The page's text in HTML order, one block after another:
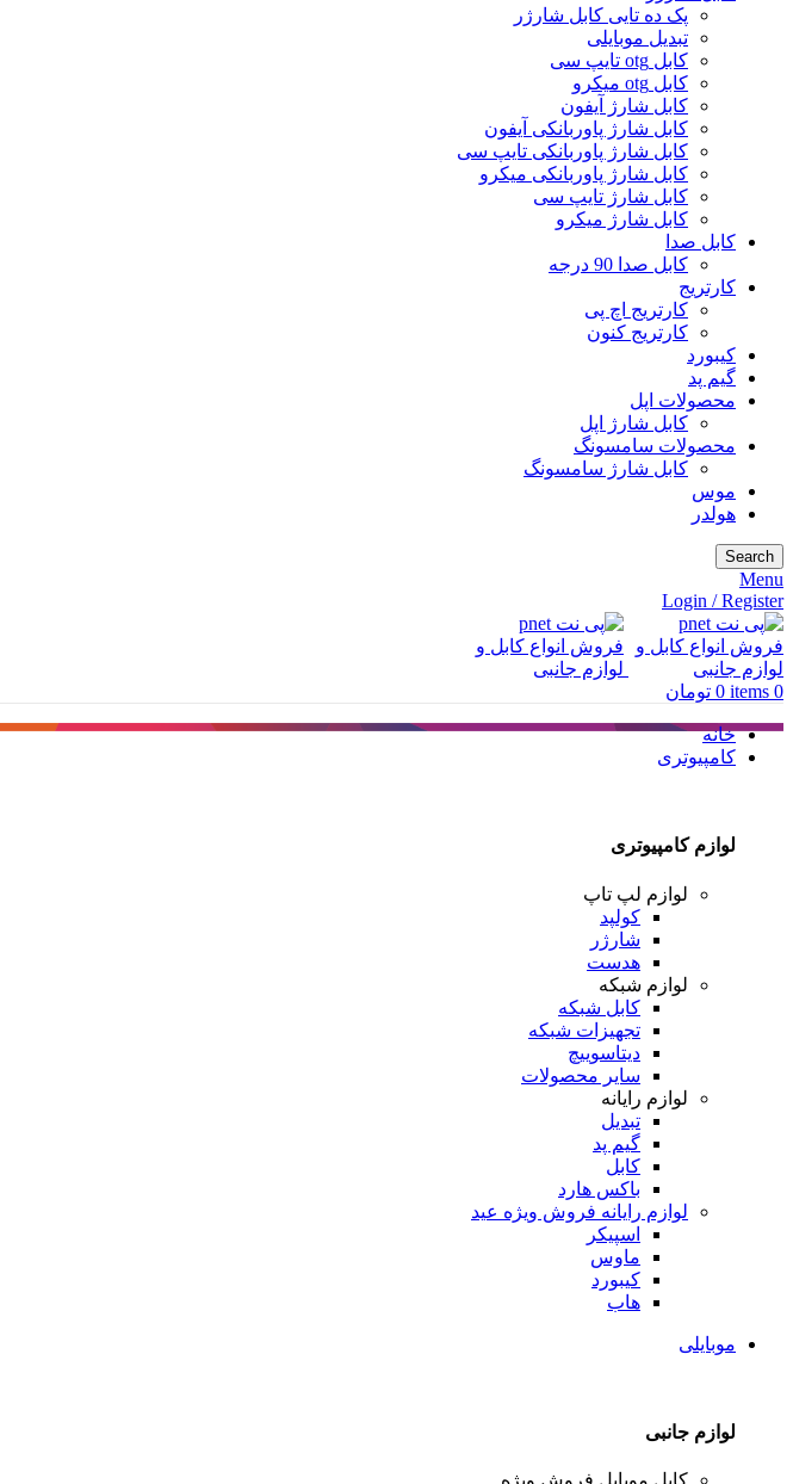
پک ده تایی کابل شارژر
تبدیل موبایلی
کابل otg تایپ سی
کابل otg میکرو
کابل شارژ آیفون
کابل شارژ پاوربانکی آیفون
کابل شارژ پاوربانکی تایپ سی
کابل شارژ پاوربانکی میکرو
کابل شارژ تایپ سی
کابل شارژ میکرو
کابل صدا
کابل صدا 90 درجه
کارتریج
کارتریج اچ پی
کارتریج کنون
کیبورد
گیم پد
محصولات اپل
کابل شارژ اپل
محصولات سامسونگ
کابل شارژ سامسونگ
موس
هولدر
Search
Menu
Login / Register
0
items
0 تومان
خانه
کامپیوتری
لوازم کامپیوتری
لوازم لپ تاپ
کولپد
شارژر
هدست
لوازم شبکه
کابل شبکه
تجهیزات شبکه
دیتاسوییچ
سایر محصولات
لوازم رایانه
تبدیل
گیم پد
کابل
باکس هارد
لوازم رایانه فروش ویژه عید
اسپیکر
ماوس
کیبورد
هاب
موبایلی
لوازم جانبی
کابل موبایل فروش ویژه